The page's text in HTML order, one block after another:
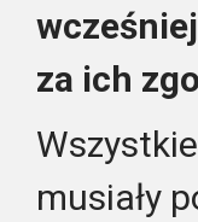
za ich
musiały